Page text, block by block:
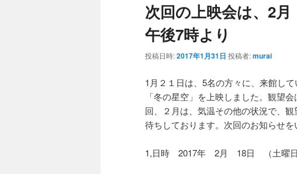
ン
テ
ン
テ
ン
ツ
次回の上映会は、2
午後7時より
投稿日時:2017年1月31日 投稿者:murai
1月２１日は、5名の方々に、来館し
「冬の星空」を上映しました。観望
回、２月は、気温その他の状況で、
待ちしております。次回のお知らせを
1,日時 2017年 2月 18日 （土曜